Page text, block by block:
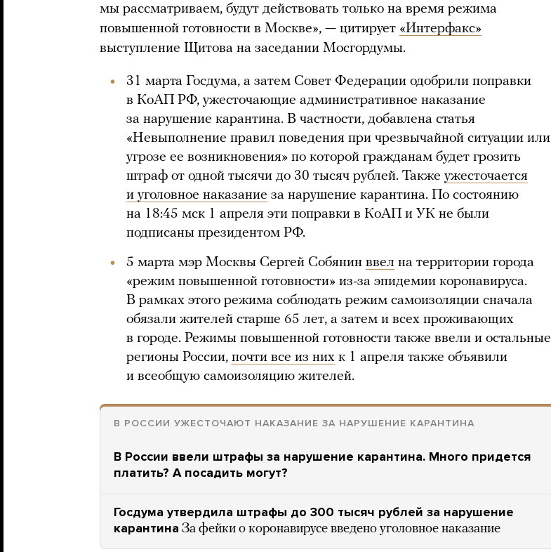
мы рассматриваем, будут действовать только на время режима
повышенной готовности в Москве», — цитирует «Интерфакс»
выступление Щитова на заседании Мосгордумы.
31 марта Госдума, а затем Совет Федерации одобрили поправки
в КоАП РФ, ужесточающие административное наказание
за нарушение карантина. В частности, добавлена статья
«Невыполнение правил поведения при чрезвычайной ситуации или
угрозе ее возникновения» по которой гражданам будет грозить
штраф от одной тысячи до 30 тысяч рублей. Также ужесточается
и уголовное наказание за нарушение карантина. По состоянию
на 18:45 мск 1 апреля эти поправки в КоАП и УК не были
подписаны президентом РФ.
5 марта мэр Москвы Сергей Собянин ввел на территории города
«режим повышенной готовности» из-за эпидемии коронавируса.
В рамках этого режима соблюдать режим самоизоляции сначала
обязали жителей старше 65 лет, а затем и всех проживающих
в городе. Режимы повышенной готовности также ввели и остальные
регионы России, почти все из них к 1 апреля также объявили
и всеобщую самоизоляцию жителей.
В РОССИИ УЖЕСТОЧАЮТ НАКАЗАНИЕ ЗА НАРУШЕНИЕ КАРАНТИНА
В России ввели штрафы за нарушение карантина. Много придется
платить? А посадить могут?
Госдума утвердила штрафы до 300 тысяч рублей за нарушение
карантина За фейки о коронавирусе введено уголовное наказание